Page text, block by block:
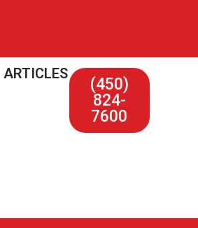
ARTICLES
(450)
824-
7600